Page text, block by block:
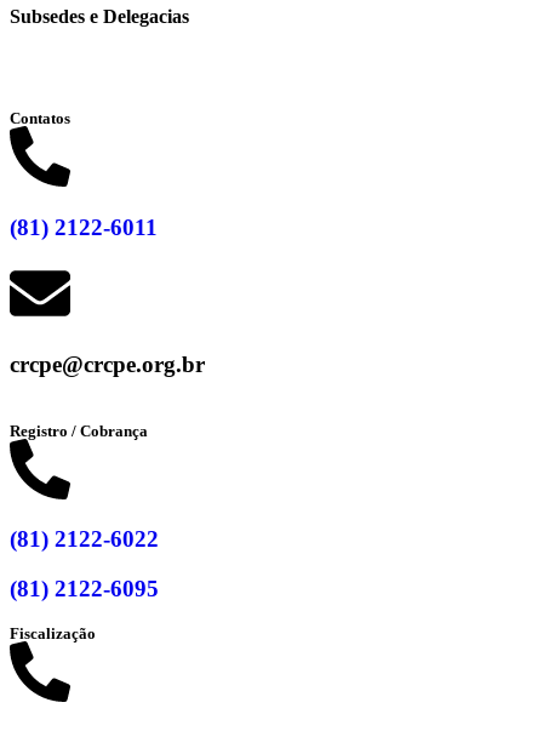
Subsedes e Delegacias
Contatos
(81) 2122-6011
crcpe@crcpe.org.br
Registro / Cobrança
(81) 2122-6022
(81) 2122-6095
Fiscalização